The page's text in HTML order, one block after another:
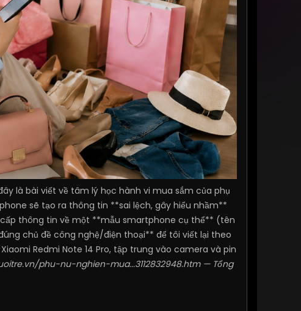
là bài viết về tâm lý học hành vi mua sắm của phụ
sẽ tạo ra thông tin **sai lệch, gây hiểu nhầm**
thông tin về một **mẫu smartphone cụ thể** (tên
chủ đề công nghệ/điện thoại** để tôi viết lại theo
Redmi Note 14 Pro, tập trung vào camera và pin
phu-nu-nghien-mua...3112832948.htm— Tổng